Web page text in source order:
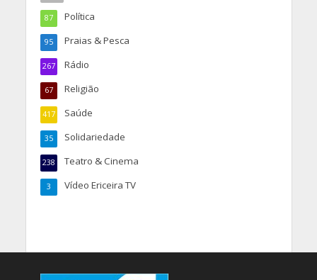
Política
87
Praias & Pesca
95
Rádio
267
Religião
67
Saúde
417
Solidariedade
35
Teatro & Cinema
238
Vídeo Ericeira TV
3